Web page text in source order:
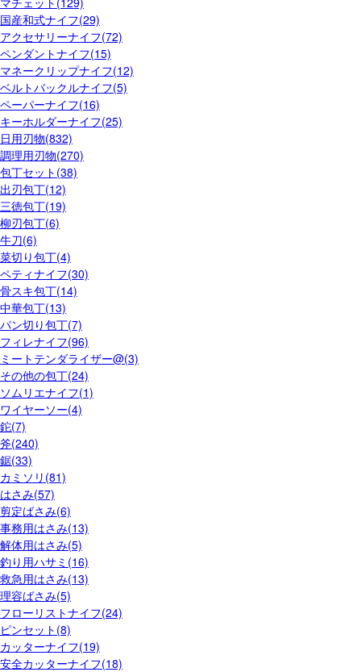
国産和式ナイフ(29)
アクセサリーナイフ(72)
ペンダントナイフ(15)
マネークリップナイフ(12)
ベルトバックルナイフ(5)
ペーパーナイフ(16)
キーホルダーナイフ(25)
日用刃物(832)
調理用刃物(270)
包丁セット(38)
出刃包丁(12)
三徳包丁(19)
柳刃包丁(6)
牛刀(6)
菜切り包丁(4)
ペティナイフ(30)
骨スキ包丁(14)
中華包丁(13)
パン切り包丁(7)
フィレナイフ(96)
ミートテンダライザー@(3)
その他の包丁(24)
ソムリエナイフ(1)
ワイヤーソー(4)
鉈(7)
斧(240)
鋸(33)
カミソリ(81)
はさみ(57)
剪定ばさみ(6)
事務用はさみ(13)
解体用はさみ(5)
釣り用ハサミ(16)
救急用はさみ(13)
理容ばさみ(5)
フローリストナイフ(24)
ピンセット(8)
カッターナイフ(19)
安全カッターナイフ(18)